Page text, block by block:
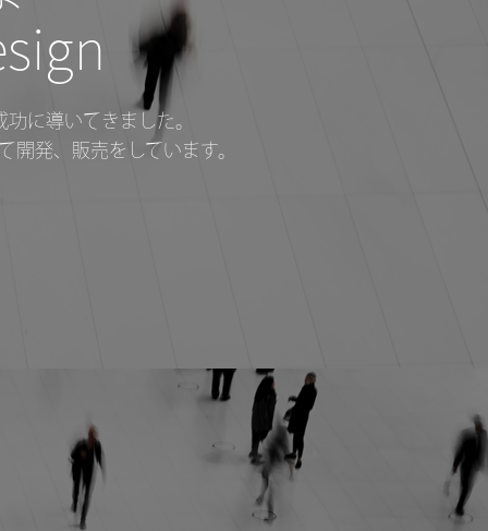
に導いてきました。
発、販売をしています。